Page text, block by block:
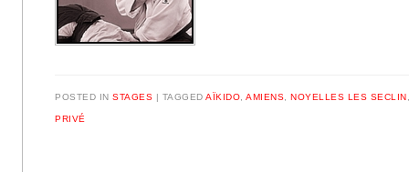
POSTED INSTAGES TAGGEDAÏKIDO ,AMIENS ,NOYELLES LES SECLIN
PRIVÉ